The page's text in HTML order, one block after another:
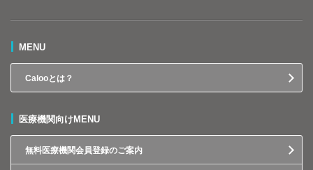
MENU
Calooとは？
医療機関向けMENU
無料医療機関会員登録のご案内